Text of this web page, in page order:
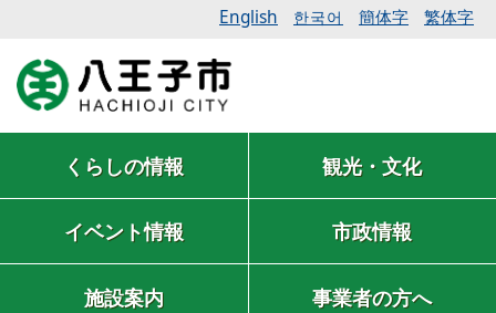
English 한국어 簡体字 繁体字
くらしの情報 観光・文化
イベント情報 市政情報
施設案内 事業者の方へ